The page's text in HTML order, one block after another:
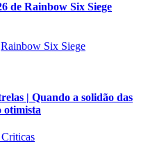
de Rainbow Six Siege
Rainbow Six Siege
| Quando a solidão das
otimista